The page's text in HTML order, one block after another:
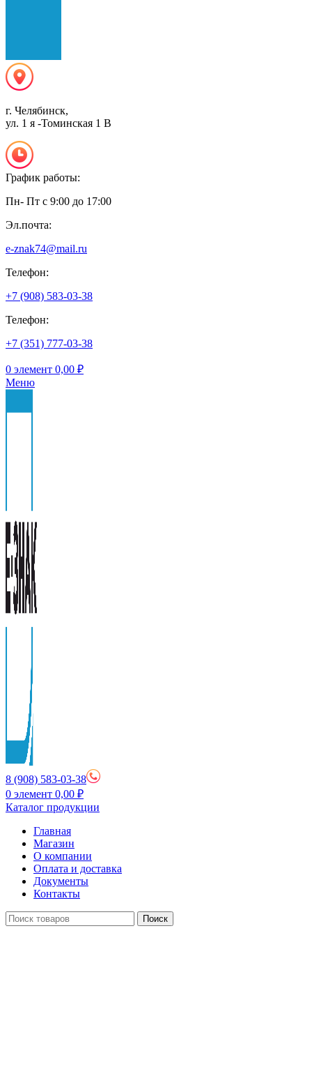
г. Челябинск,
ул. 1 я -Томинская 1 В
График работы:
Пн- Пт с 9:00 до 17:00
Эл.почта:
e-znak74@mail.ru
Телефон:
+7 (908) 583-03-38
Телефон:
+7 (351) 777-03-38
0 элемент 0,00 ₽
Меню
8 (908) 583-03-38
0 элемент 0,00 ₽
Каталог продукции
Главная
Магазин
О компании
Оплата и доставка
Документы
Контакты
Поиск